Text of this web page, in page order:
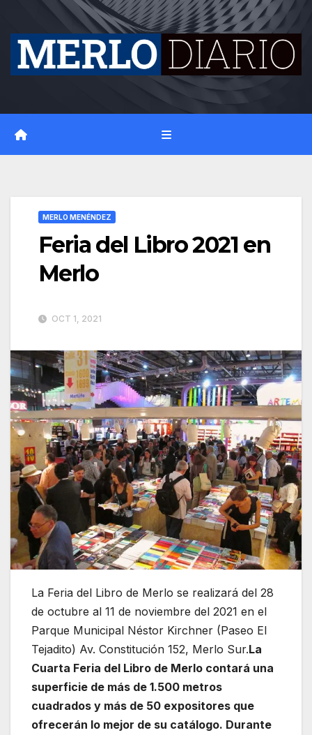
content
MERLO MENÉNDEZ
Feria del Libro 2021 en
Merlo
OCT 1, 2021
La Feria del Libro de Merlo se realizará del 28
de octubre al 11 de noviembre del 2021 en el
Parque Municipal Néstor Kirchner (Paseo El
Tejadito) Av. Constitución 152, Merlo Sur.La
Cuarta Feria del Libro de Merlo contará una
superficie de más de 1.500 metros
cuadrados y más de 50 expositores que
ofrecerán lo mejor de su catálogo. Durante